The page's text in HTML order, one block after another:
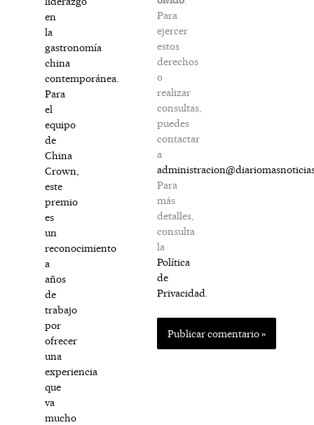
en
la
gastronomía
china
contemporánea.
Para
el
equipo
de
China
Crown,
este
premio
es
un
reconocimiento
a
años
de
trabajo
por
ofrecer
una
experiencia
que
va
mucho
Para
ejercer
estos
derechos
o
realizar
consultas,
puedes
contactar
a
Para
más
detalles,
consulta
la
Política
de
Privacidad